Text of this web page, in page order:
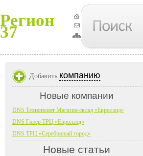
Регион
37
Добавить компанию
Новые компании
DNS Технопоинт Магазин-склад «Евролэнд»
DNS Гипер ТРЦ «Евролэнд»
DNS ТРЦ «Серебряный город»
Новые статьи